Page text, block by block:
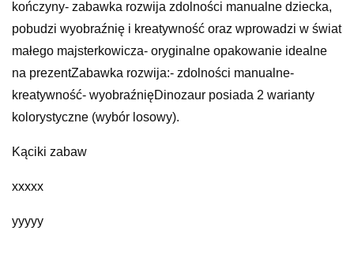
kończyny- zabawka rozwija zdolności manualne dziecka,
pobudzi wyobraźnię i kreatywność oraz wprowadzi w świat
małego majsterkowicza- oryginalne opakowanie idealne
na prezentZabawka rozwija:- zdolności manualne-
kreatywność- wyobraźnięDinozaur posiada 2 warianty
kolorystyczne (wybór losowy).
Kąciki zabaw
xxxxx
yyyyy